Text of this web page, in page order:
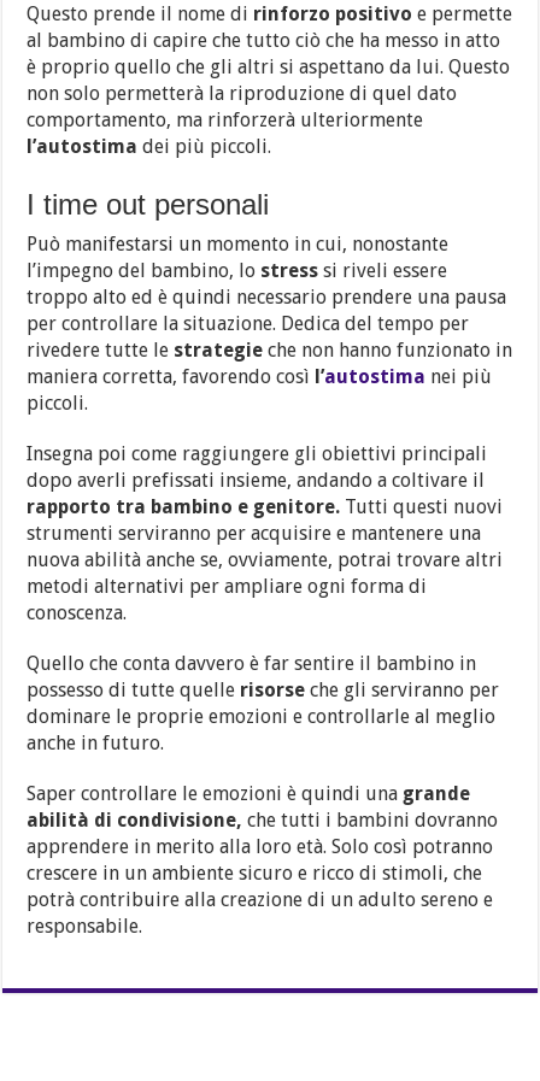
Questo prende il nome di rinforzo positivo e permette
al bambino di capire che tutto ciò che ha messo in atto
è proprio quello che gli altri si aspettano da lui. Questo
non solo permetterà la riproduzione di quel dato
comportamento, ma rinforzerà ulteriormente
l’autostima dei più piccoli.
I time out personali
Può manifestarsi un momento in cui, nonostante
l’impegno del bambino, lo stress si riveli essere
troppo alto ed è quindi necessario prendere una pausa
per controllare la situazione. Dedica del tempo per
rivedere tutte le strategie che non hanno funzionato in
maniera corretta, favorendo così l’autostima nei più
piccoli.
Insegna poi come raggiungere gli obiettivi principali
dopo averli prefissati insieme, andando a coltivare il
rapporto tra bambino e genitore. Tutti questi nuovi
strumenti serviranno per acquisire e mantenere una
nuova abilità anche se, ovviamente, potrai trovare altri
metodi alternativi per ampliare ogni forma di
conoscenza.
Quello che conta davvero è far sentire il bambino in
possesso di tutte quelle risorse che gli serviranno per
dominare le proprie emozioni e controllarle al meglio
anche in futuro.
Saper controllare le emozioni è quindi una grande
abilità di condivisione, che tutti i bambini dovranno
apprendere in merito alla loro età. Solo così potranno
crescere in un ambiente sicuro e ricco di stimoli, che
potrà contribuire alla creazione di un adulto sereno e
responsabile.